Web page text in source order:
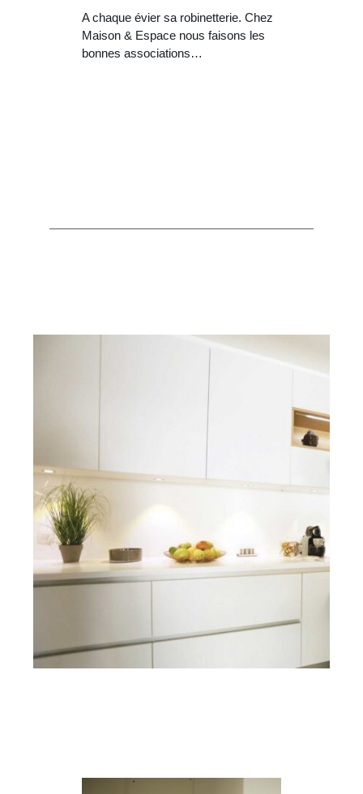
A chaque évier sa robinetterie. Chez
Maison & Espace nous faisons les
bonnes associations…